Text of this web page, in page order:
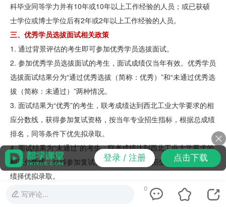
登录 / 注册 点击下载
科毕业同等学力并有10年或10年以上工作经验的人员；或已获硕
士学位或博士学位后有2年或2年以上工作经验的人员。
三、优秀学员选拔面试相关政策
1. 通过背景评估的考生即可参加优秀学员选拔面试。
2. 参加优秀学员选拔面试的考生，面试成绩仅当年有效。优秀学员
选拔面试结果分为“通过优秀选拔（简称：优秀）”和“未通过优秀选
拔（简称：未通过）”两种情况。
3. 面试结果为“优秀”的考生，联考成绩达到西北工业大学要求的相
应分数线，获得参加复试资格，按当年专业招生指标，根据总成绩
排名，同等条件下优先拟录取。
4. 面试结果为“未通过”的考生，联考成绩达到西北工业大学要求的
相应分数线，获得参加复试资格，按当年专业招生指标，根据总成
绩择优拟录取。
四、优秀学员选拔面试实施流程
写评论…
0